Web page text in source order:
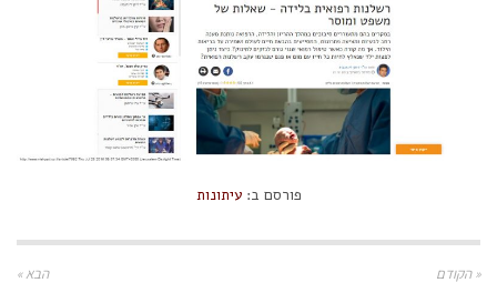
פורסם ב:עיתונות
« הקודם הבא »